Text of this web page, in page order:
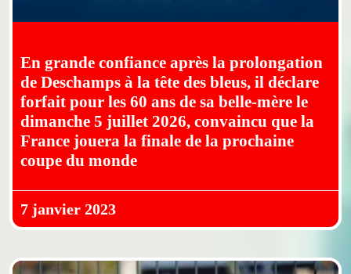
En grande confiance après la prolongation
de Deschamps à la tête des bleus, il déclare
forfait pour les 60 ans de sa belle-mère le
dimanche 5 juillet 2026, convaincu que la
France jouera la finale de la prochaine
coupe du monde
7 janvier 2023